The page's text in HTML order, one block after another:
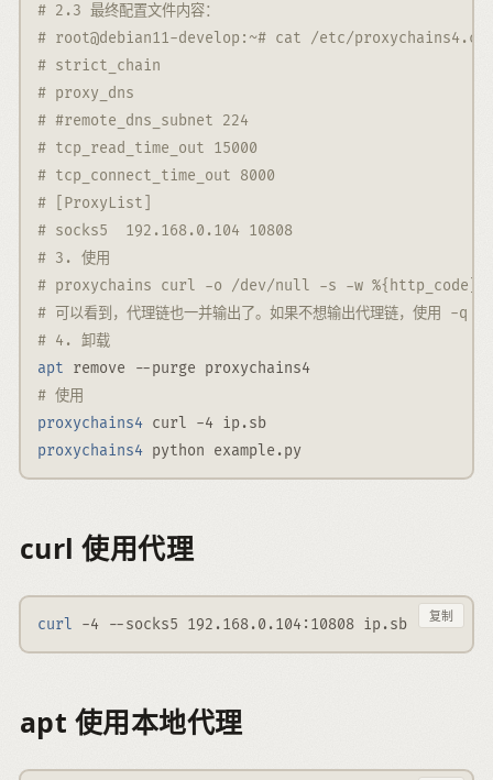
# 2.3 最终配置文件内容：
# root@debian11-develop:~# cat /etc/
# strict_chain
# proxy_dns
# #remote_dns_subnet 224
# tcp_read_time_out 15000
# tcp_connect_time_out 8000
# [ProxyList]
# socks5  192.168.0.104 10808
# 3. 使用
# proxychains curl -o /dev/null -s -w %{http_code}
# 可以看到，代理链也一并输出了。如果不想输出代理链，使用 -q 选
# 4. 卸载
apt remove --purge proxychains4
# 使用
proxychains4 curl -4 ip.sb
proxychains4 python example.py
curl 使用代理
curl -4 --socks5 192.168.0.104:10808 ip.sb 复制
apt 使用本地代理